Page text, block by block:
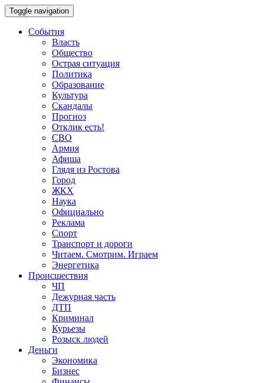
Toggle navigation
События
Власть
Общество
Острая ситуация
Политика
Образование
Культура
Скандалы
Прогноз
Отклик есть!
СВО
Армия
Афиша
Глядя из Ростова
Город
ЖКХ
Наука
Официально
Реклама
Спорт
Транспорт и дороги
Читаем. Смотрим. Играем
Энергетика
Происшествия
ЧП
Дежурная часть
ДТП
Криминал
Курьезы
Розыск людей
Деньги
Экономика
Бизнес